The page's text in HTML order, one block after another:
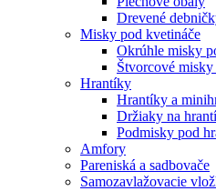
Drevené
Misky pod kvetináče
Okrúhle misky
Štvorcové
Hrantíky
Hrantíky a
Držiaky na
Podmisky pod
Amfory
Pareniská a sadbovače
Samozavlažovacie